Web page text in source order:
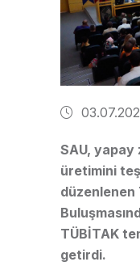
SAU, yapay
üretimini
düzenlenen
TÜBİTAK
getirdi.